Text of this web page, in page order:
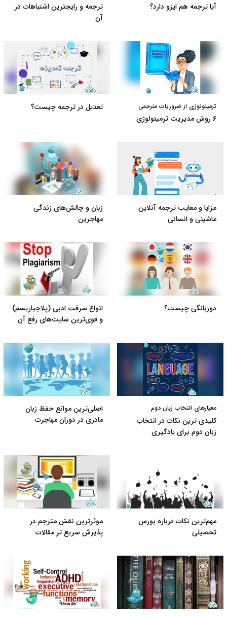
آیا ترجمه هم ایزو دارد؟
ترجمه و رایجترین اشتباهات در
آن
ترمینولوژی از ضروریات مترجمی
6 روش مدیریت ترمینولوژی
تعدیل در ترجمه چیست؟
مزایا و معایب ترجمه آنلاین
ماشینی و انسانی
زبان و چالش‌های زندگی
مهاجرین
دو‌زبانگی چیست؟
انواع سرقت ادبی (پلاجیاریسم)
و قوی‌ترین سایت‌های رفع آن
معیارهای انتخاب زبان دوم
کلیدی ترین نکات در انتخاب
زبان دوم برای یادگیری
اصلی‌ترین موانع حفظ زبان
مادری در دوران مهاجرت
مهم‌ترین نکات درباره بورس
تحصیلی
موثرترین نقش مترجم در
پذیرش سریع تر مقالات